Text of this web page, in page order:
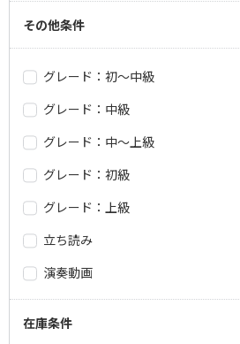
その他条件
グレード：初～中級
グレード：中級
グレード：中～上級
グレード：初級
グレード：上級
立ち読み
演奏動画
在庫条件